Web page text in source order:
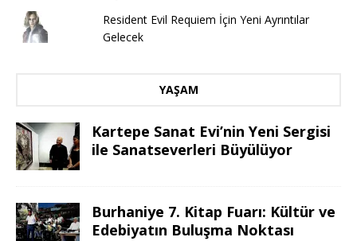
Resident Evil Requiem İçin Yeni Ayrıntılar
Gelecek
YAŞAM
Kartepe Sanat Evi’nin Yeni Sergisi
ile Sanatseverleri Büyülüyor
Burhaniye 7. Kitap Fuarı: Kültür ve
Edebiyatın Buluşma Noktası